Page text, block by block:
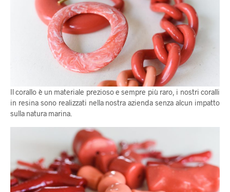
Il corallo è un materiale prezioso e sempre più raro, i nostri coralli
in resina sono realizzati nella nostra azienda senza alcun impatto
sulla natura marina.